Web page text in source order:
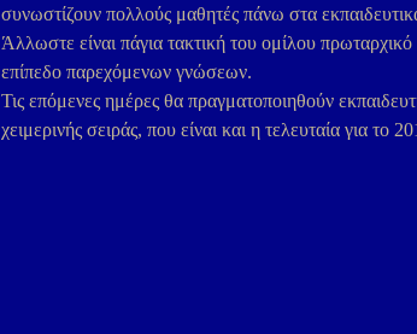
συνωστίζουν πολλούς μαθητές πάνω στα
Άλλωστε είναι πάγια τακτική του ομίλου
επίπεδο παρεχόμενων γνώσεων.
Τις επόμενες ημέρες θα πραγματοποιηθούν
χειμερινής σειράς, που είναι και η τελευταία για το